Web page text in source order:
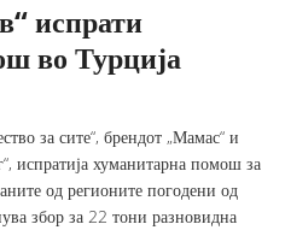
испрати
во Турција
за сите“, брендот „Мамас“ и
испратија хуманитарна помош за
од регионите погодени од
збор за 22 тони разновидна